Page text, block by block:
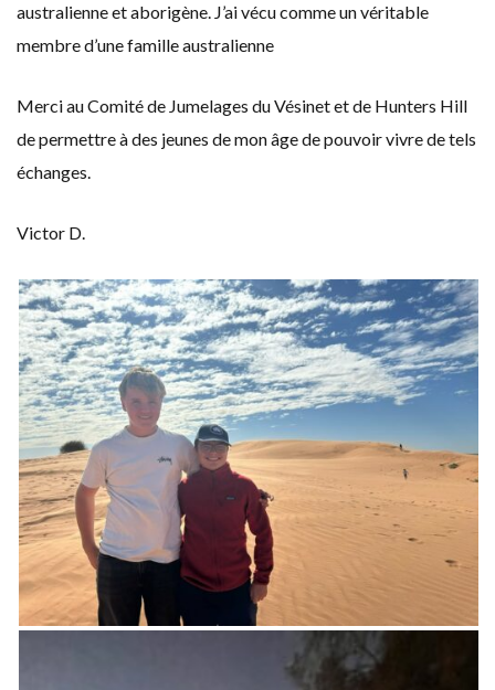
australienne et aborigène. J’ai vécu comme un véritable
membre d’une famille australienne
Merci au Comité de Jumelages du Vésinet et de Hunters Hill
de permettre à des jeunes de mon âge de pouvoir vivre de tels
échanges.
Victor D.